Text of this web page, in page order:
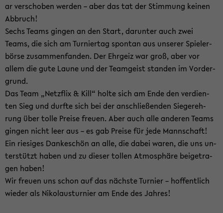
ar ver­scho­ben wer­den – aber das tat der Stim­mung kei­nen
Ab­bruch!
Sechs Teams gin­gen an den Start, dar­un­ter auch zwei
Teams, die sich am Tur­nier­tag spon­tan aus un­se­rer Spie­ler­
bör­se zu­sam­men­fan­den. Der Ehr­geiz war groß, aber vor
allem die gute Laune und der Team­geist stan­den im Vor­der­
grund.
Das Team „Netz­flix & Kill“ holte sich am Ende den ver­dien­
ten Sieg und durf­te sich bei der an­schlie­ßen­den Sie­ger­eh­
rung über tolle Prei­se freu­en. Aber auch alle an­de­ren Teams
gin­gen nicht leer aus – es gab Prei­se für jede Mann­schaft!
Ein rie­si­ges Dan­ke­schön an alle, die dabei waren, die uns un­
ter­stützt haben und zu die­ser tol­len At­mo­sphä­re bei­getra­
gen haben!
Wir freu­en uns schon auf das nächs­te Tur­nier – hof­fent­lich
wie­der als Ni­ko­laus­tur­nier am Ende des Jah­res!